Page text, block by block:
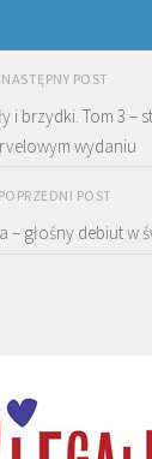
NASTĘPNY POST
i brzydki. Tom 3 –
wydaniu
POPRZEDNI POST
– głośny debiut w